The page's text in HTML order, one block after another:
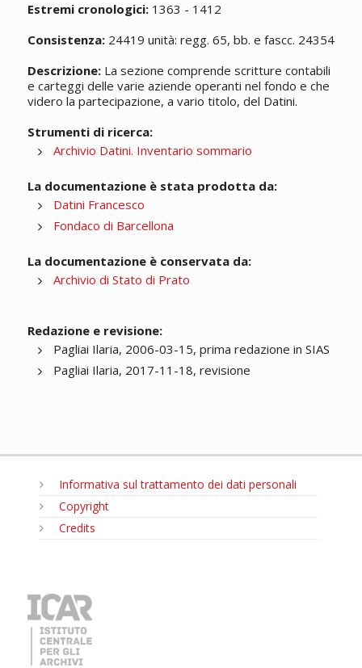
Estremi cronologici:1363 - 1412
Consistenza:24419 unità: regg. 65, bb. e fascc. 24354
Descrizione:La sezione comprende scritture contabili
e carteggi delle varie aziende operanti nel fondo e che
videro la partecipazione, a vario titolo, del Datini.
Strumenti di ricerca:
Archivio Datini. Inventario sommario
La documentazione è stata prodotta da:
Datini Francesco
Fondaco di Barcellona
La documentazione è conservata da:
Archivio di Stato di Prato
Redazione e revisione:
Pagliai Ilaria, 2006-03-15, prima redazione in SIAS
Pagliai Ilaria, 2017-11-18, revisione
Informativa sul trattamento dei dati personali
Copyright
Credits